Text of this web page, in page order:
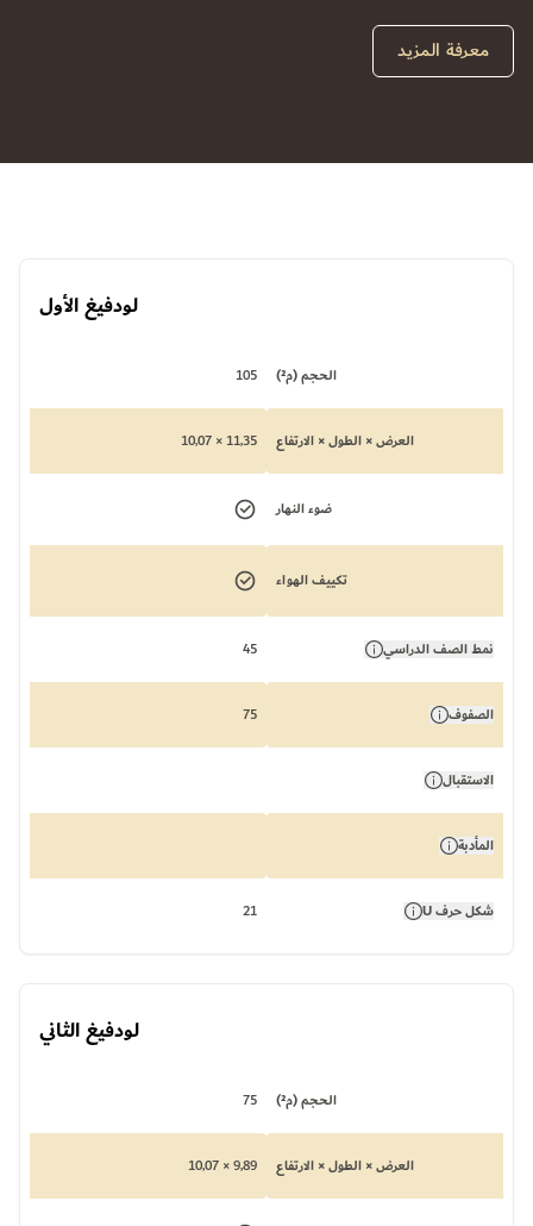
معرفة المزيد
لودفيغ الأول
الحجم (م²) 105
العرض × الطول × الارتفاع 11,35 × 10,07
ضوء النهار
تكييف الهواء
نمط الصف الدراسي 45
الصفوف 75
الاستقبال
المأدبة
شكل حرف U 21
لودفيغ الثاني
الحجم (م²) 75
العرض × الطول × الارتفاع 9,89 × 10,07